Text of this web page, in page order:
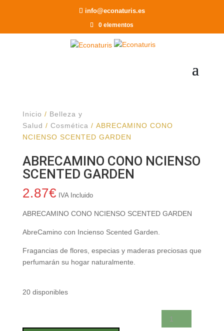
info@econaturis.es
0 elementos
Inicio / Belleza y
Salud / Cosmética / ABRECAMINO CONO
NCIENSO SCENTED GARDEN
ABRECAMINO CONO NCIENSO
SCENTED GARDEN
2.87€ IVA Incluido
ABRECAMINO CONO NCIENSO SCENTED GARDEN
AbreCamino con Incienso Scented Garden.
Fragancias de flores, especias y maderas preciosas que
perfumarán su hogar naturalmente.
20 disponibles
CONO